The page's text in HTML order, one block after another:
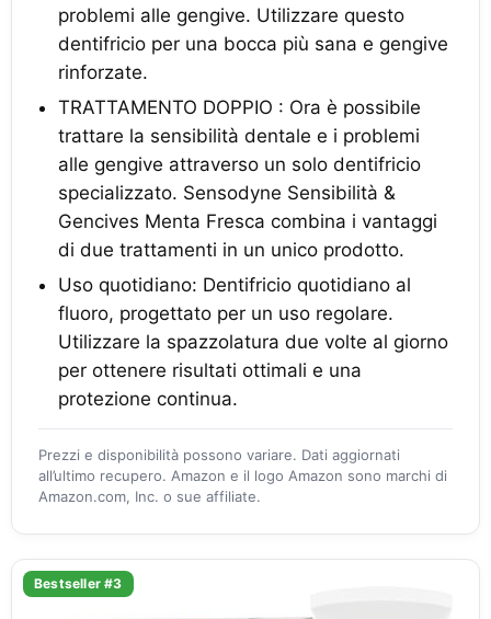
problemi alle gengive. Utilizzare questo
dentifricio per una bocca più sana e gengive
rinforzate.
TRATTAMENTO DOPPIO : Ora è possibile
trattare la sensibilità dentale e i problemi
alle gengive attraverso un solo dentifricio
specializzato. Sensodyne Sensibilità &
Gencives Menta Fresca combina i vantaggi
di due trattamenti in un unico prodotto.
Uso quotidiano: Dentifricio quotidiano al
fluoro, progettato per un uso regolare.
Utilizzare la spazzolatura due volte al giorno
per ottenere risultati ottimali e una
protezione continua.
Prezzi e disponibilità possono variare. Dati aggiornati
all’ultimo recupero. Amazon e il logo Amazon sono marchi di
Amazon.com, Inc. o sue affiliate.
Bestseller #3